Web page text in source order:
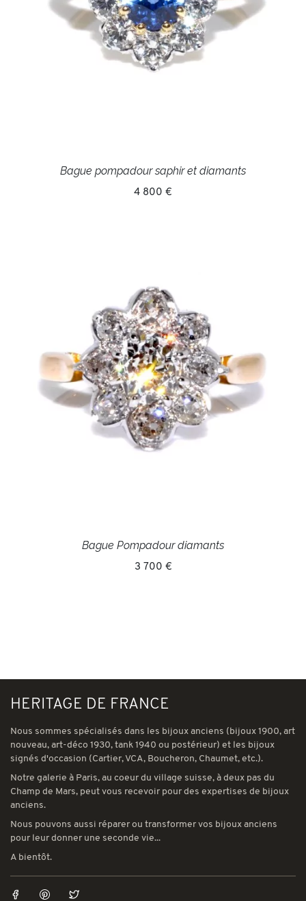
Bague pompadour saphir et diamants
4 800 €
Bague Pompadour diamants
3 700 €
HERITAGE DE FRANCE
Nous sommes spécialisés dans les bijoux anciens (bijoux 1900, art
nouveau, art-déco 1930, tank 1940 ou postérieur) et les bijoux
signés d'occasion (Cartier, VCA, Boucheron, Chaumet, etc.).
Notre galerie à Paris, au coeur du village suisse, à deux pas du
Champ de Mars, peut vous recevoir pour des expertises de bijoux
anciens.
Nous pouvons aussi réparer ou transformer vos bijoux anciens
pour leur donner une seconde vie...
A bientôt.